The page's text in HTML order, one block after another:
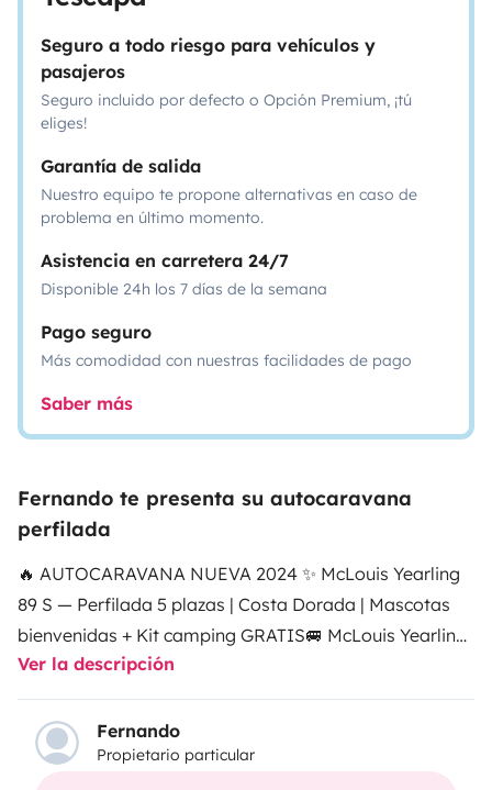
Seguro a todo riesgo para vehículos y
pasajeros
Seguro incluido por defecto o Opción Premium, ¡tú
eliges!
Garantía de salida
Nuestro equipo te propone alternativas en caso de
problema en último momento.
Asistencia en carretera 24/7
Disponible 24h los 7 días de la semana
Pago seguro
Más comodidad con nuestras facilidades de pago
Saber más
Fernando te presenta su autocaravana
perfilada
🔥 AUTOCARAVANA NUEVA 2024 ✨ McLouis Yearling
89 S — Perfilada 5 plazas | Costa Dorada | Mascotas
bienvenidas + Kit camping GRATIS🚐 McLouis Yearling
89 S (2024) – ¡Estrena tus vacaciones con una
autocaravana NUEVA en Calafell!✨ Perfilada del año
2024, moderna, espaciosa y totalmente equipada.
Ideal para familias o para parejas que disfrutan de sus
Ver la descripción
Fernando
Propietario particular